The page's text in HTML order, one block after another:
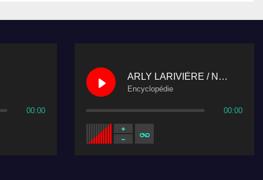
00:00
ARLY LARIVIÈRE / Nu Look
Encyclopédie
00:00